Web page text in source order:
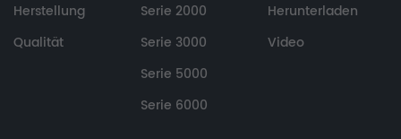
Herstellung
Qualität
Serie 2000
Serie 3000
Serie 5000
Serie 6000
Herunterladen
Video